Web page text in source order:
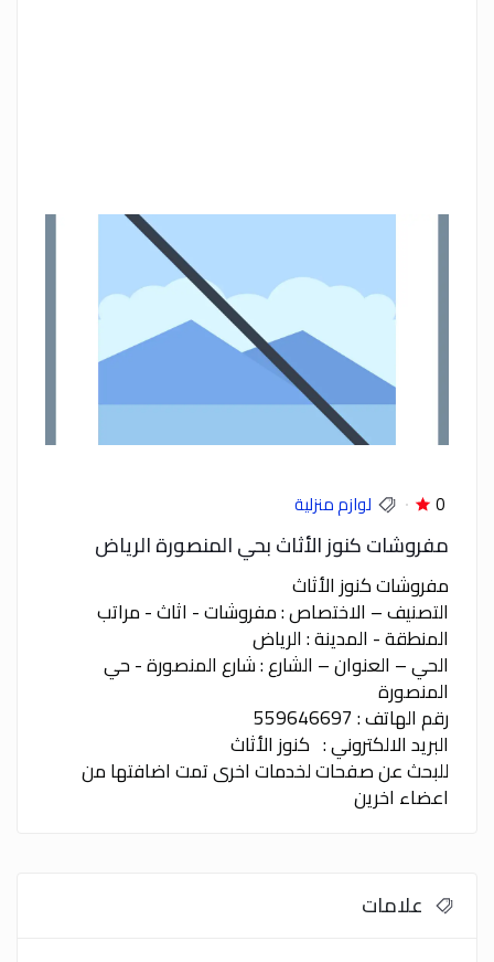
0 لوازم منزلية
مفروشات كنوز الأثاث بحي المنصورة الرياض
مفروشات كنوز الأثاث
التصنيف – الاختصاص : مفروشات - اثاث - مراتب
المنطقة - المدينة : الرياض
الحي – العنوان – الشارع : شارع المنصورة - حي
المنصورة
رقم الهاتف : 559646697
البريد الالكتروني : كنوز الأثاث
للبحث عن صفحات لخدمات اخرى تمت اضافتها من
اعضاء اخرين
علامات